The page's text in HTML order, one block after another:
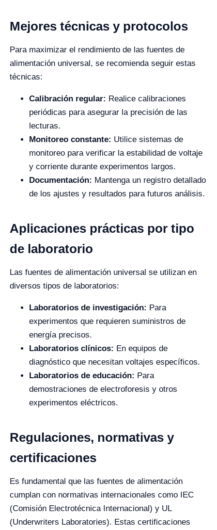
Mejores técnicas y protocolos
Para maximizar el rendimiento de las fuentes de
alimentación universal, se recomienda seguir estas
técnicas:
Calibración regular: Realice calibraciones
periódicas para asegurar la precisión de las
lecturas.
Monitoreo constante: Utilice sistemas de
monitoreo para verificar la estabilidad de voltaje
y corriente durante experimentos largos.
Documentación: Mantenga un registro detallado
de los ajustes y resultados para futuros análisis.
Aplicaciones prácticas por tipo
de laboratorio
Las fuentes de alimentación universal se utilizan en
diversos tipos de laboratorios:
Laboratorios de investigación: Para
experimentos que requieren suministros de
energía precisos.
Laboratorios clínicos: En equipos de
diagnóstico que necesitan voltajes específicos.
Laboratorios de educación: Para
demostraciones de electroforesis y otros
experimentos eléctricos.
Regulaciones, normativas y
certificaciones
Es fundamental que las fuentes de alimentación
cumplan con normativas internacionales como IEC
(Comisión Electrotécnica Internacional) y UL
(Underwriters Laboratories). Estas certificaciones